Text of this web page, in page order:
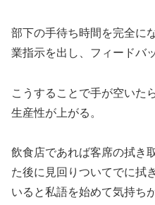
部下の手待ち時間を完全に
業指示を出し、フィードバ
こうすることで手が空いた
生産性が上がる。
飲食店であれば客席の拭き
た後に見回りついてでに拭
いると私語を始めて気持ち